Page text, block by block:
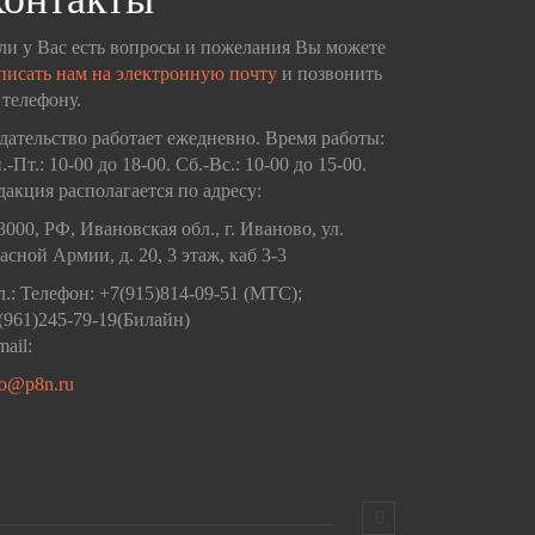
у Вас есть вопросы и пожелания Вы можете
нам на электронную почту и позвонить
работает ежедневно. Время работы:
Пт.: 10-00 до 18-00. Сб.-Вс.: 10-00 до 15-00.
располагается по адресу:
РФ, Ивановская обл., г. Иваново, ул.
Армии, д. 20, 3 этаж, каб 3-3
Телефон: +7(915)814-09-51 (МТС);
79-19(Билайн)